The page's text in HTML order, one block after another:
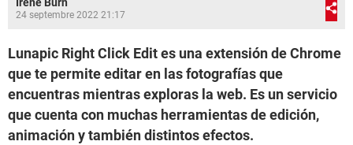
24 septembre 2022 21:17
Lunapic Right Click Edit es una extensión de Chrome
que te permite editar en las fotografías que
encuentras mientras exploras la web. Es un servicio
que cuenta con muchas herramientas de edición,
animación y también distintos efectos.